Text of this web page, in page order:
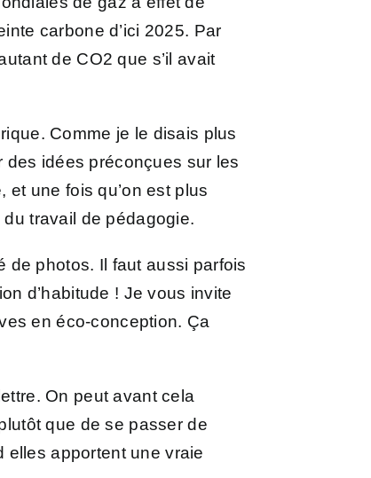
carbone d’ici 2025. Par
de CO2 que s’il avait
Comme je le disais plus
des idées préconçues sur les
une fois qu’on est plus
du travail de pédagogie.
de photos. Il faut aussi parfois
d’habitude ! Je vous invite
en éco-conception. Ça
On peut avant cela
que de se passer de
elles apportent une vraie